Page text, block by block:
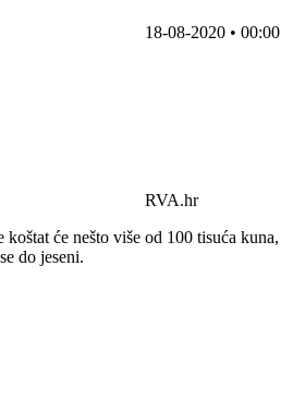
18-08-2020 • 00:00
RVA.hr
će nešto više od 100 tisuća kuna,
do jeseni.